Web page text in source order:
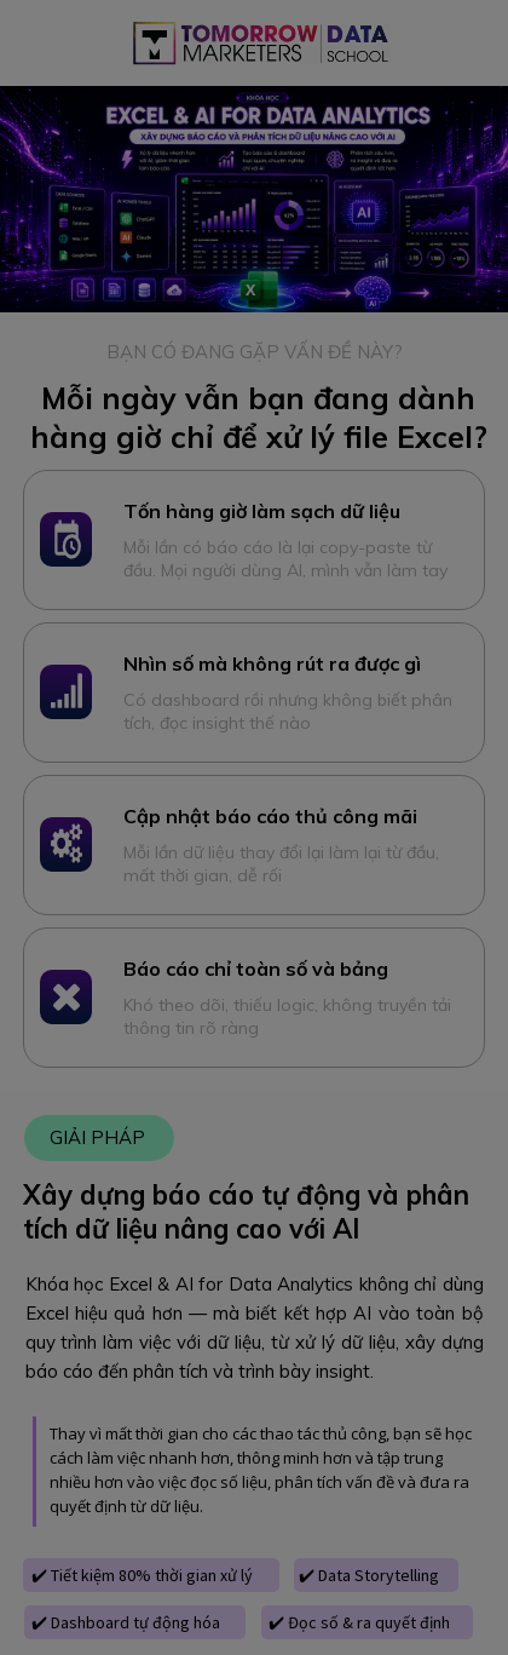
Mỗi ngày vẫn bạn đang dành
hàng giờ chỉ để xử lý file Excel?
BẠN CÓ ĐANG GẶP VẤN ĐỀ NÀY?
Tốn hàng giờ làm sạch dữ liệu
Mỗi lần có báo cáo là lại copy-paste từ
đầu. Mọi người dùng AI, mình vẫn làm tay
Báo cáo chỉ toàn số và bảng
Khó theo dõi, thiếu logic, không truyền tải
thông tin rõ ràng
Nhìn số mà không rút ra được gì
Có dashboard rồi nhưng không biết phân
tích, đọc insight thế nào
Cập nhật báo cáo thủ công mãi
Mỗi lần dữ liệu thay đổi lại làm lại từ đầu,
mất thời gian, dễ rối
Xây dựng báo cáo tự động và phân
tích dữ liệu nâng cao với AI
GIẢI PHÁP
Khóa học Excel & AI for Data Analytics không chỉ dùng
Excel hiệu quả hơn — mà biết kết hợp AI vào toàn bộ
quy trình làm việc với dữ liệu, từ xử lý dữ liệu, xây dựng
báo cáo đến phân tích và trình bày insight.
✔️ Tiết kiệm 80% thời gian xử lý
Thay vì mất thời gian cho các thao tác thủ công, bạn sẽ học
cách làm việc nhanh hơn, thông minh hơn và tập trung
nhiều hơn vào việc đọc số liệu, phân tích vấn đề và đưa ra
quyết định từ dữ liệu.
✔️ Dashboard tự động hóa ✔️ Đọc số & ra quyết định
✔️ Data Storytelling